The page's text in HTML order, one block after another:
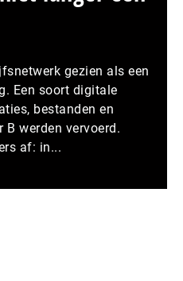
gezien als een
Een soort digitale
bestanden en
werden vervoerd.
af: in...